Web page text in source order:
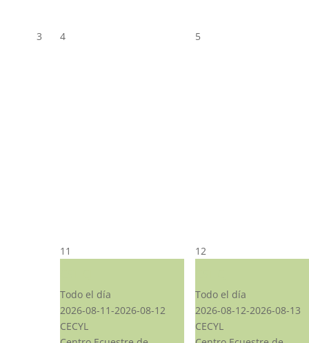
3 4 5
11
Todo el día
2026-08-11-2026-08-12
CECYL
12
Todo el día
2026-08-12-2026-08-13
CECYL